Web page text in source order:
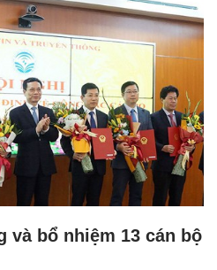
và bổ nhiệm 13 cán bộ